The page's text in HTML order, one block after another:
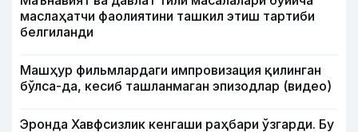
маслаҳатчи фаолиятини ташкил этиш тартиби
белгиланди
Машҳур фильмлардаги импровизация қилинган
бўлса-да, кесиб ташланмаган эпизодлар (видео)
Эронда Хавфсизлик кенгаши раҳбари ўзгарди. Бу